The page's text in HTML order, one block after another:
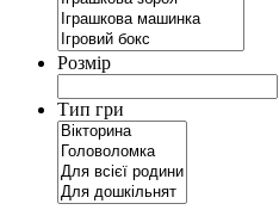
Розмір
Тип гри